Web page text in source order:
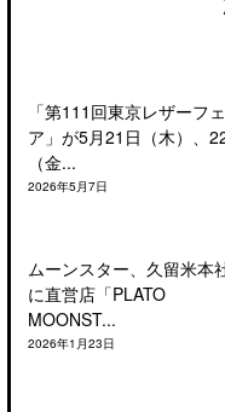
「第111回東京レザーフェ
ア」が5月21日（木）、
（金...
2026年5月7日
ムーンスター、久留米本
に直営店「PLATO
MOONST...
2026年1月23日